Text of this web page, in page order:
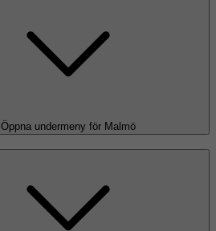
Öppna undermeny för Malmö